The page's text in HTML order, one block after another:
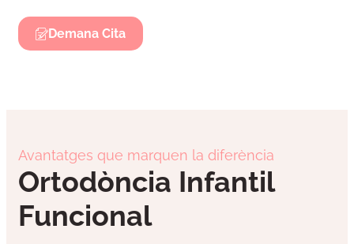
Demana Cita
Avantatges que marquen la diferència
Ortodòncia Infantil
Funcional